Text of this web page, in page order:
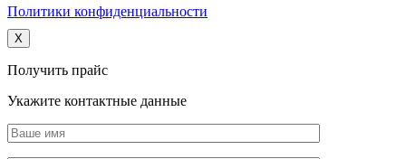
Политики конфиденциальности
X
Получить прайс
Укажите контактные данные